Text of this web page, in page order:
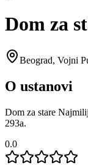
Dom za
Beograd, Vojni
O ustanovi
Dom za stare
293a.
0.0